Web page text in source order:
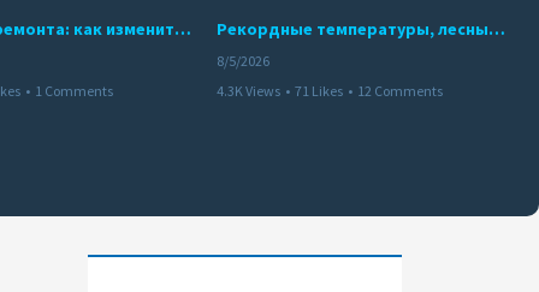
10 месяцев ремонта: как изменится работа Бакинского метро с 15 августа
• 1 Comments
Рекордные температуры, лесные пожары и красный уровень опасности
8/5/2026
4.3K Views • 71 Likes • 12 Comments